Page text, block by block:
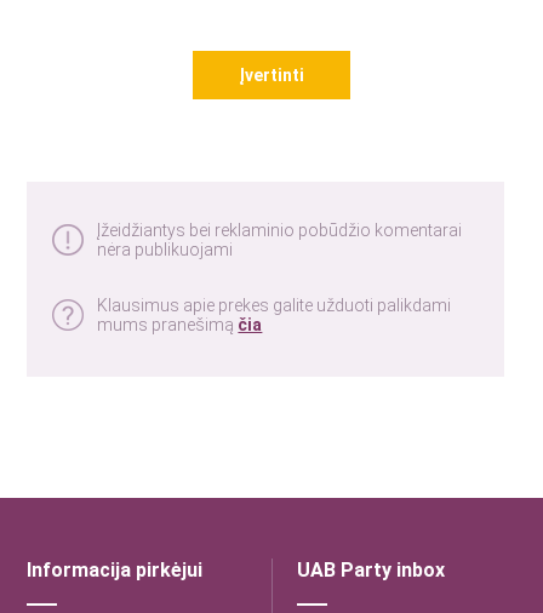
Įvertinti
Įžeidžiantys bei reklaminio pobūdžio komentarai
nėra publikuojami
Klausimus apie prekes galite užduoti palikdami
mums pranešimą čia
Informacija pirkėjui UAB Party inbox